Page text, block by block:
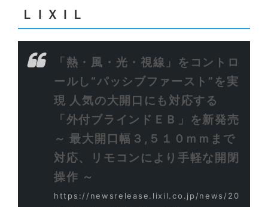
ＬＩＸＩＬ
「熱・風・光・視線」をコントロ
ールし“パッシブファースト”を実
現 人気の大開口にも対応する
「外付ブラインドＥＢ」を新発売
～ 最大開口幅３,５１０ｍｍまで
対応、リモコンにより手軽な開閉
操作 ～
https://newsrelease.lixil.co.jp/news/20